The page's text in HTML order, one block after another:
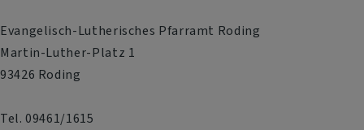
Evangelisch-Lutherisches Pfarramt Roding
Martin-Luther-Platz 1
93426 Roding
Tel. 09461/1615